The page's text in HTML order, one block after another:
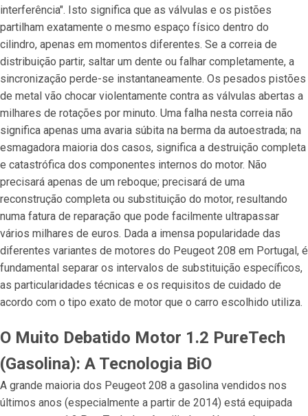
interferência". Isto significa que as válvulas e os pistões
partilham exatamente o mesmo espaço físico dentro do
cilindro, apenas em momentos diferentes. Se a correia de
distribuição partir, saltar um dente ou falhar completamente, a
sincronização perde-se instantaneamente. Os pesados pistões
de metal vão chocar violentamente contra as válvulas abertas a
milhares de rotações por minuto. Uma falha nesta correia não
significa apenas uma avaria súbita na berma da autoestrada; na
esmagadora maioria dos casos, significa a destruição completa
e catastrófica dos componentes internos do motor. Não
precisará apenas de um reboque; precisará de uma
reconstrução completa ou substituição do motor, resultando
numa fatura de reparação que pode facilmente ultrapassar
vários milhares de euros. Dada a imensa popularidade das
diferentes variantes de motores do Peugeot 208 em Portugal, é
fundamental separar os intervalos de substituição específicos,
as particularidades técnicas e os requisitos de cuidado de
acordo com o tipo exato de motor que o carro escolhido utiliza.
O Muito Debatido Motor 1.2 PureTech
(Gasolina): A Tecnologia BiO
A grande maioria dos Peugeot 208 a gasolina vendidos nos
últimos anos (especialmente a partir de 2014) está equipada